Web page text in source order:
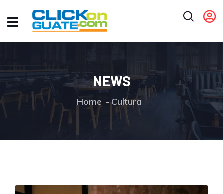
NEWS
Home Cultura